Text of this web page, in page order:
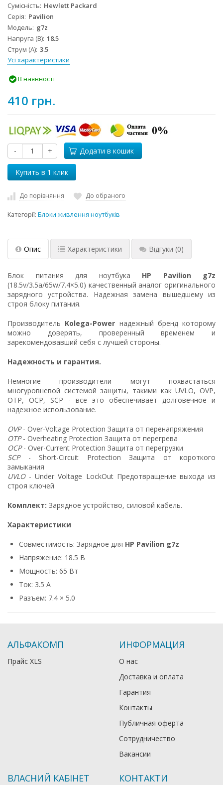
Сумісність Hewlett Packard
Серія Pavilion
Модель g7z
Напруга (В) 18.5
Струм (А) 3.5
Усі характеристики
В наявності
410 грн.
- + Додати в кошик
До порівняння До обраного
Категорії: Блоки живлення ноутбуків
Опис Характеристики Відгуки (0)
Блок питания для ноутбука HP Pavilion g7z
(18.5v/3.5a/65w/7.4×5.0) качественный аналог оригинального
зарядного устройства. Надежная замена вышедшему из
строя блоку питания.
Производитель Kolega-Power надежный бренд которому
можно доверять, проверенный временем и
зарекомендовавший себя с лучшей стороны.
Надежность и гарантия.
Немногие производители могут похвастаться
многуровневой системой защиты, такими как UVLO, OVP,
OTP, OCP, SCP - все это обеспечивает долговечное и
надежное использование.
OVP- Over-Voltage Protection Защита от перенапряжения
OTP- Overheating Protection Защита от перегрева
OCP- Over-Current Protection Защита от перегрузки
SCP- Short-Circuit Protection Защита от короткого
замыкания
UVLO- Under Voltage LockOut Предотвращение выхода из
строя ключей
Комплект: Зарядное устройство, силовой кабель.
Характеристики
Совместимость: Зарядное для HP Pavilion g7z
Напряжение: 18.5 В
Мощность: 65 Вт
Ток: 3.5 А
Разъем: 7.4 × 5.0
АЛЬФАКОМП
Прайс XLS
ИНФОРМАЦИЯ
О нас
Доставка и оплата
Гарантия
Контакты
Публичная оферта
Сотрудничество
Вакансии
ВЛАСНИЙ КАБІНЕТ КОНТАКТИ